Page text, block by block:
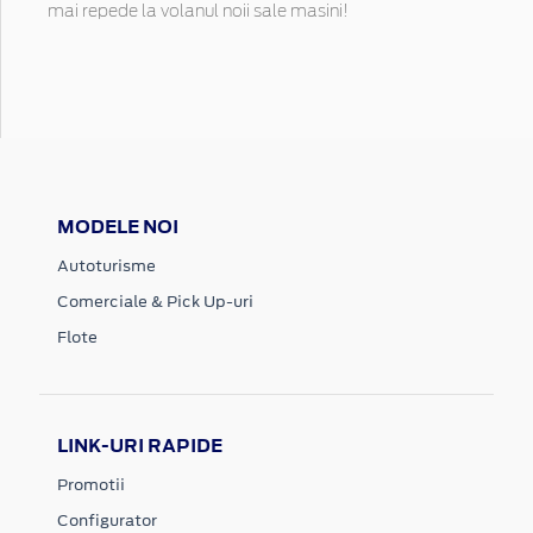
mai repede la volanul noii sale masini!
MODELE NOI
Autoturisme
Comerciale & Pick Up-uri
Flote
LINK-URI RAPIDE
Promotii
Configurator